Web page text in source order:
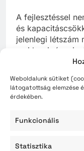
Weboldalunk sütiket
látogatottság elemzése
érdekében.
Funkcionális
Statisztika
A fejlesztéssel
és
jelenlegi létszám
mai kor
létesül a projekt
A projekt az
Magyar Állam
A projekt várható